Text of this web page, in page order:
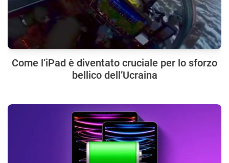
Come l’iPad è diventato cruciale per lo sforzo
bellico dell’Ucraina